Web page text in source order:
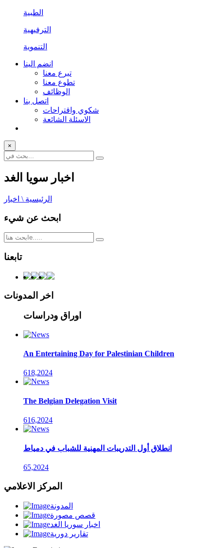
الطبية
الترفيهية
التنموية
انضم الينا
تبرع معنا
تطوع معنا
الوظائف
اتصل بنا
شكوي واقتراحات
الاسئلة الشائعة
×
اخبار سويا الغد
الرئيسية \ اخبار
ابحث عن شيء
تابعنا
اخر المدونات
اوراق ودراسات
An Entertaining Day for Palestinian Children
618,2024
The Belgian Delegation Visit
616,2024
انطلاق أول التدريبات المهنية للشباب في دمياط
65,2024
المركز الاعلامي
المدونة
قصص مصورة
اخبار سوريا الغد
تقارير دورية